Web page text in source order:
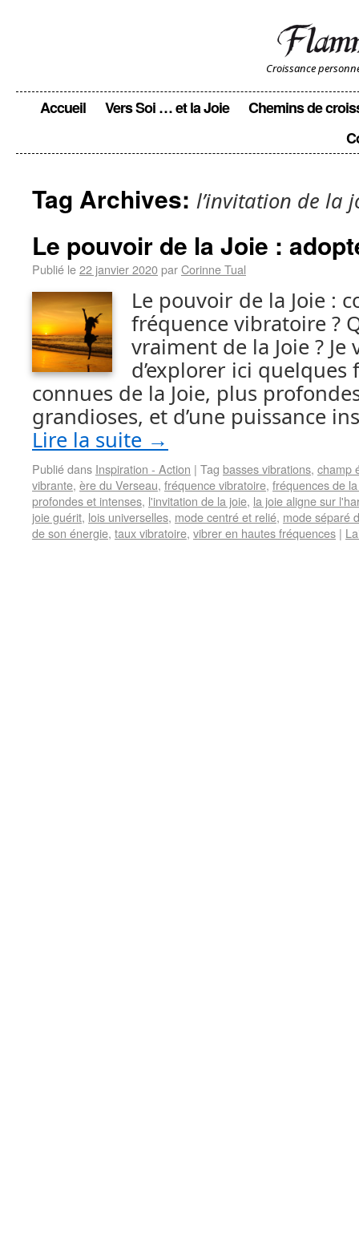
Croissance
Accueil Vers Soi … et la Joie
Chemins de
Tag Archives: l’invitation de la
Le pouvoir de la Joie :
Publié le22 janvier 2020parCorinne Tual
Le pouvoir de la Joie :
fréquence vibratoire ?
vraiment de la Joie ? Je
d’explorer ici quelques
connues de la Joie, plus
grandioses, et d’une puissance
Lire la suite →
Publié dans Inspiration - Action | Tag basses vibrations, champ
vibrante, ère du Verseau, fréquence vibratoire, fréquences de
profondes et intenses, l'invitation de la joie, la joie aligne sur
joie guérit, lois universelles, mode centré et relié, mode séparé
de son énergie, taux vibratoire, vibrer en hautes fréquences |